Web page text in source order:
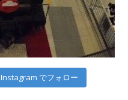
Instagram でフォロー